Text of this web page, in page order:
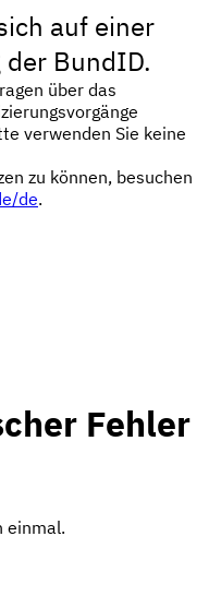
auf einer
BundID.
über das
verwenden Sie keine
zu können, besuchen
de.
Fehler
einmal.